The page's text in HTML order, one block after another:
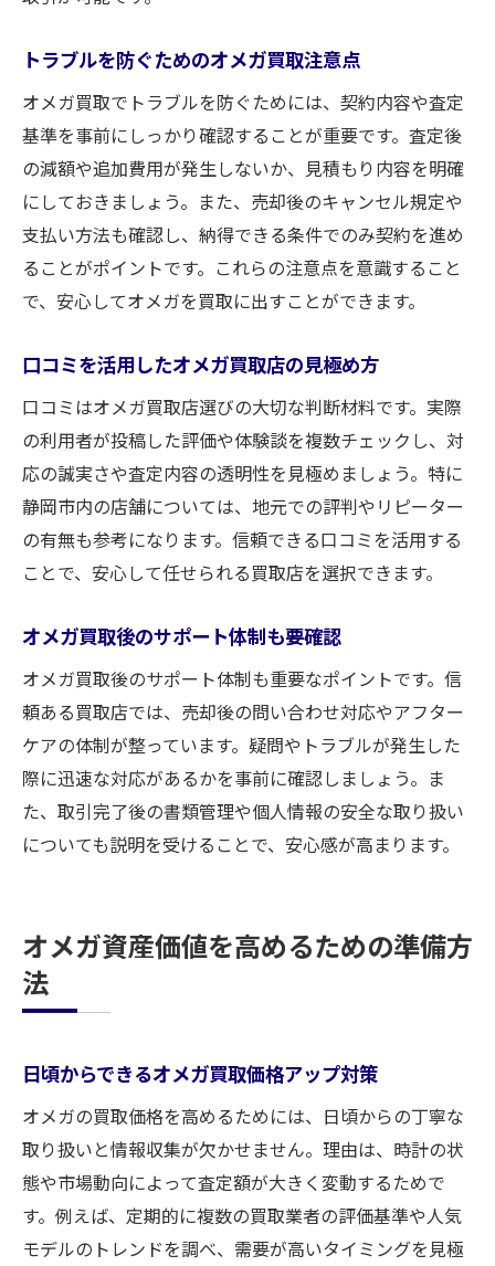
トラブルを防ぐためのオメガ買取注意点
オメガ買取でトラブルを防ぐためには、契約内容や査定
基準を事前にしっかり確認することが重要です。査定後
の減額や追加費用が発生しないか、見積もり内容を明確
にしておきましょう。また、売却後のキャンセル規定や
支払い方法も確認し、納得できる条件でのみ契約を進め
ることがポイントです。これらの注意点を意識すること
で、安心してオメガを買取に出すことができます。
口コミを活用したオメガ買取店の見極め方
口コミはオメガ買取店選びの大切な判断材料です。実際
の利用者が投稿した評価や体験談を複数チェックし、対
応の誠実さや査定内容の透明性を見極めましょう。特に
静岡市内の店舗については、地元での評判やリピーター
の有無も参考になります。信頼できる口コミを活用する
ことで、安心して任せられる買取店を選択できます。
オメガ買取後のサポート体制も要確認
オメガ買取後のサポート体制も重要なポイントです。信
頼ある買取店では、売却後の問い合わせ対応やアフター
ケアの体制が整っています。疑問やトラブルが発生した
際に迅速な対応があるかを事前に確認しましょう。ま
た、取引完了後の書類管理や個人情報の安全な取り扱い
についても説明を受けることで、安心感が高まります。
オメガ資産価値を高めるための準備方
法
日頃からできるオメガ買取価格アップ対策
オメガの買取価格を高めるためには、日頃からの丁寧な
取り扱いと情報収集が欠かせません。理由は、時計の状
態や市場動向によって査定額が大きく変動するためで
す。例えば、定期的に複数の買取業者の評価基準や人気
モデルのトレンドを調べ、需要が高いタイミングを見極